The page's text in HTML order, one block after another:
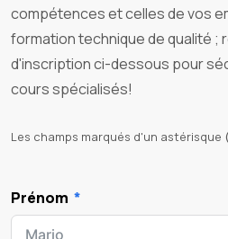
compétences et celles de vos
formation technique de qualité ;
d'inscription ci-dessous pour
cours spécialisés!
Les champs marqués d'un astérisque (
Prénom